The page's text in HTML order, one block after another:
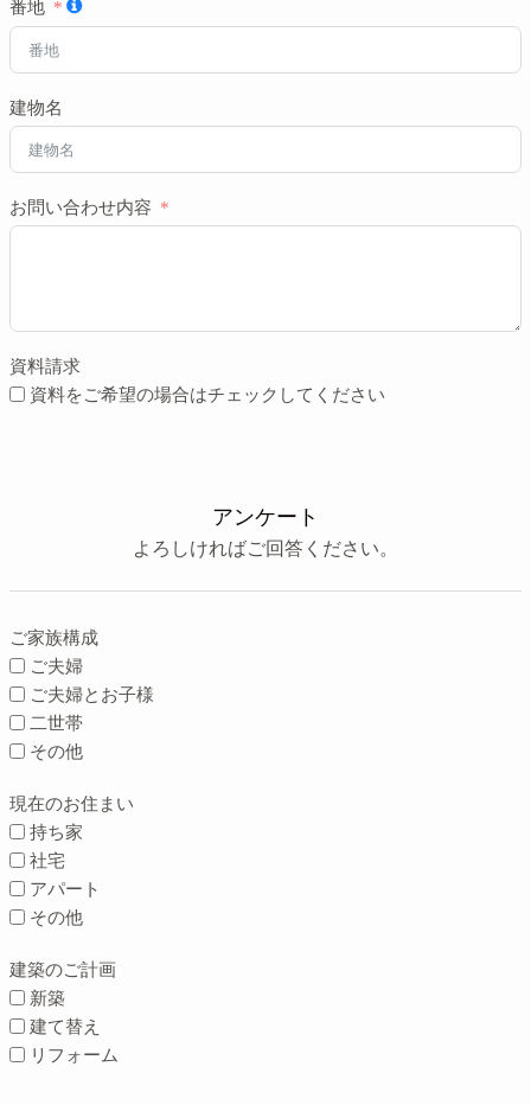
番地
建物名
お問い合わせ内容
資料請求
資料をご希望の場合はチェックしてください
アンケート
よろしければご回答ください。
ご家族構成
ご夫婦
ご夫婦とお子様
二世帯
その他
現在のお住まい
持ち家
社宅
アパート
その他
建築のご計画
新築
建て替え
リフォーム